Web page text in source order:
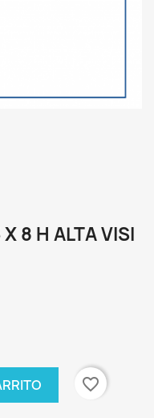
8 H ALTA VISI
favorite_border